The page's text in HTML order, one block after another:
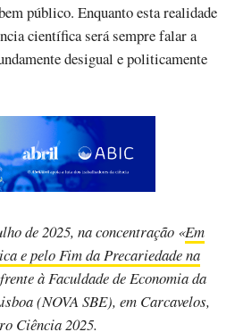
público. Enquanto esta realidade
científica será sempre falar a
desigual e politicamente
de 2025, na concentração «Em
e pelo Fim da Precariedade na
à Faculdade de Economia da
(NOVA SBE), em Carcavelos,
Ciência 2025.